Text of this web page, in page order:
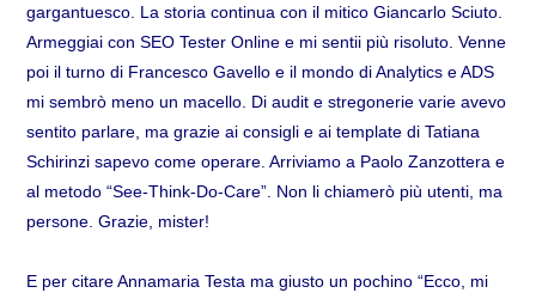
gargantuesco. La storia continua con il mitico Giancarlo Sciuto.
Armeggiai con SEO Tester Online e mi sentii più risoluto. Venne
poi il turno di Francesco Gavello e il mondo di Analytics e ADS
mi sembrò meno un macello. Di audit e stregonerie varie avevo
sentito parlare, ma grazie ai consigli e ai template di Tatiana
Schirinzi sapevo come operare. Arriviamo a Paolo Zanzottera e
al metodo “See-Think-Do-Care”. Non li chiamerò più utenti, ma
persone. Grazie, mister!
E per citare Annamaria Testa ma giusto un pochino “Ecco, mi